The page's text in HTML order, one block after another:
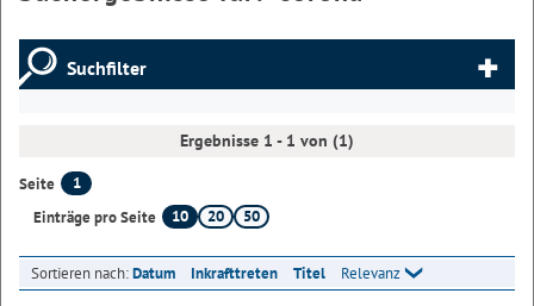
Suchfilter
Ergebnisse 1 - 1 von (1)
Seite
1
Einträge pro Seite
10 20 50
Sortieren nach:Datum Inkrafttreten Titel Relevanz